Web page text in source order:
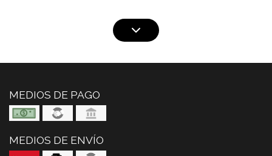
MEDIOS DE PAGO
MEDIOS DE ENVÍO